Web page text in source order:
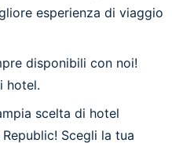
esperienza di viaggio
disponibili con noi!
hotel.
scelta di hotel
Scegli la tua